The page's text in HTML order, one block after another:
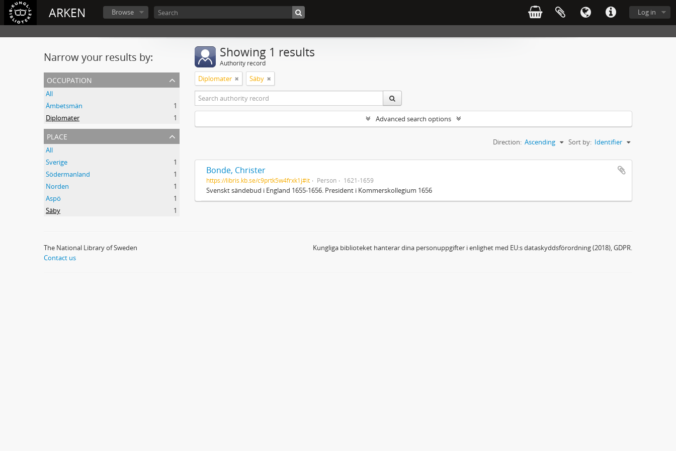
ARKEN Log in
Browse
Narrow your results by:
occupation
All
Ämbetsmän
1
Diplomater
1
place
All
Sverige
1
Södermanland
1
Norden
1
Aspö
1
Säby
1
Showing 1 results
Authority record
Diplomater Säby
Advanced search options
Sort by: Identifier
Direction: Ascending
Bonde, Christer
https://libris.kb.se/c9prtk5w4frxk1j#it Person 1621-1659
Svenskt sändebud i England 1655-1656. President i Kommerskollegium 1656
The National Library of Sweden
Contact us
Kungliga biblioteket hanterar dina personuppgifter i enlighet med EU:s dataskyddsförordning (2018), GDPR.